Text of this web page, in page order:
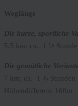
Weglänge
Die kurze, sportliche
5,5 km; ca. 1 ½ Stunden
Die gemütliche
7 km; ca. 1 ¾ Stunden
Höhendifferenz 160m